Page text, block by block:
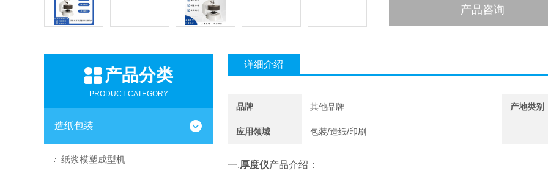
产品咨询
产品分类
PRODUCT CATEGORY
造纸包装
纸浆模塑成型机
详细介绍
品牌 其他品牌 产地类别
应用领域 包装/造纸/印刷
一.厚度仪产品介绍：